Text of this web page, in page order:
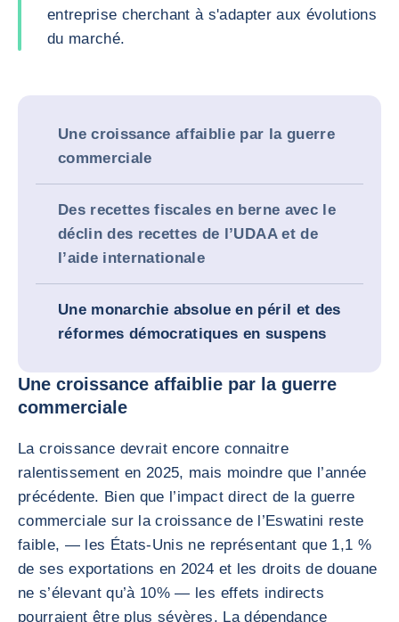
entreprise cherchant à s'adapter aux évolutions
du marché.
Une croissance affaiblie par la guerre
commerciale
Des recettes fiscales en berne avec le
déclin des recettes de l’UDAA et de
l’aide internationale
Une monarchie absolue en péril et des
réformes démocratiques en suspens
Une croissance affaiblie par la guerre
commerciale
La croissance devrait encore connaitre
ralentissement en 2025, mais moindre que l’année
précédente. Bien que l’impact direct de la guerre
commerciale sur la croissance de l’Eswatini reste
faible, — les États-Unis ne représentant que 1,1 %
de ses exportations en 2024 et les droits de douane
ne s’élevant qu’à 10% — les effets indirects
pourraient être plus sévères. La dépendance